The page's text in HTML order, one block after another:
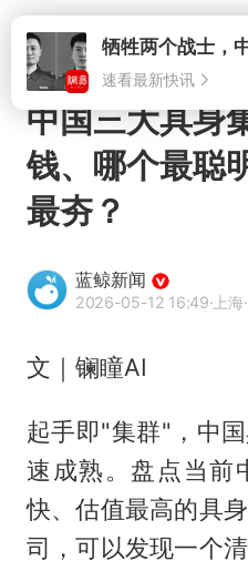
速看最新快讯
中国三大具身
钱、哪个最聪
最夯？
蓝鲸新闻
2026-05-12 16:49·上海
文｜镧瞳AI
起手即"集群"，中
速成熟。盘点当前
快、估值最高的具
司，可以发现一个